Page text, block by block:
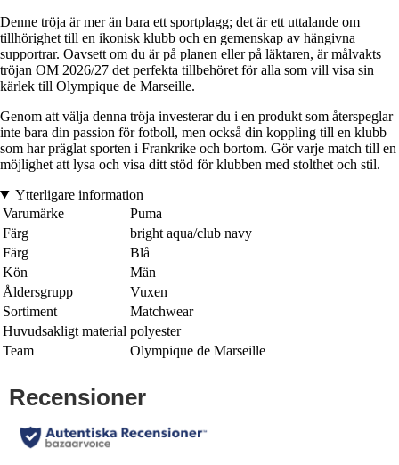
Denne tröja är mer än bara ett sportplagg; det är ett uttalande om
tillhörighet till en ikonisk klubb och en gemenskap av hängivna
supportrar. Oavsett om du är på planen eller på läktaren, är målvakts
tröjan OM 2026/27 det perfekta tillbehöret för alla som vill visa sin
kärlek till Olympique de Marseille.
Genom att välja denna tröja investerar du i en produkt som återspeglar
inte bara din passion för fotboll, men också din koppling till en klubb
som har präglat sporten i Frankrike och bortom. Gör varje match till en
möjlighet att lysa och visa ditt stöd för klubben med stolthet och stil.
Ytterligare information
Varumärke
Puma
Färg
bright aqua/club navy
Färg
Blå
Kön
Män
Åldersgrupp
Vuxen
Sortiment
Matchwear
Huvudsakligt material polyester
Team
Olympique de Marseille